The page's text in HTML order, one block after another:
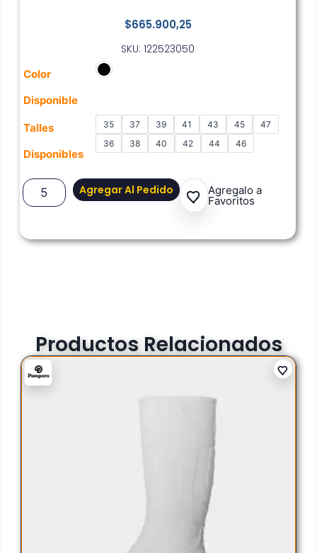
$665.900,25
SKU: 122523050
Color
Disponible
Talles
Disponibles
35 37 39 41 43 45
47
36
38 40 42 44 46
Agregar Al Pedido Agregalo a
Favoritos
Productos Relacionados